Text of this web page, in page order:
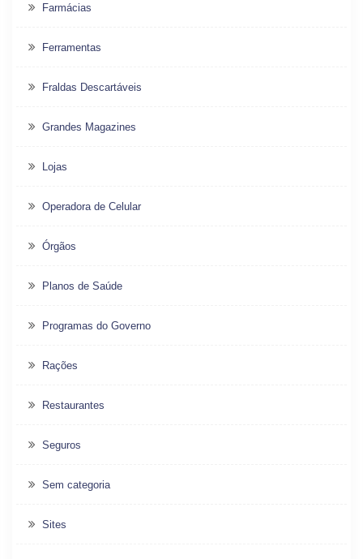
Farmácias
Ferramentas
Fraldas Descartáveis
Grandes Magazines
Lojas
Operadora de Celular
Órgãos
Planos de Saúde
Programas do Governo
Rações
Restaurantes
Seguros
Sem categoria
Sites